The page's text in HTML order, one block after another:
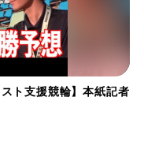
ト支援競輪】本紙記者